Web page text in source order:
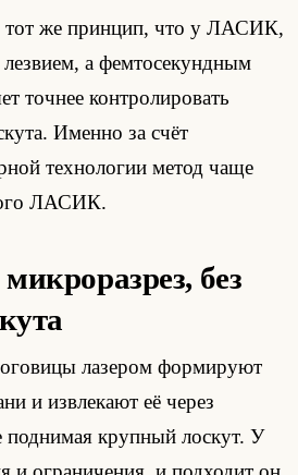
же принцип, что у ЛАСИК,
а фемтосекундным
точнее контролировать
Именно за счёт
технологии метод чаще
ЛАСИК.
без
лазером формируют
и извлекают её через
поднимая крупный лоскут. У